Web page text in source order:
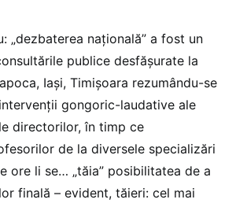
„dezbaterea națională” a fost un
publice desfășurate la
Iași, Timișoara rezumându-se
gongoric-laudative ale
directorilor, în timp ce
de la diversele specializări
ore li se… „tăia” posibilitatea de a
finală – evident, tăieri: cel mai